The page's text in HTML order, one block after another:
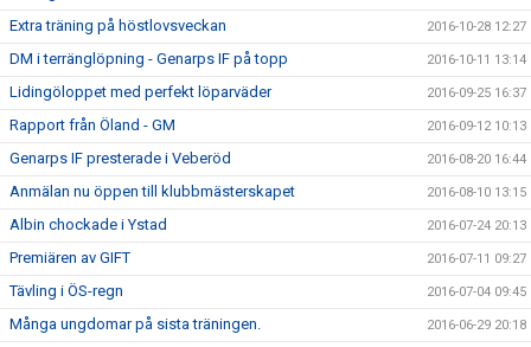
Extra träning på höstlovsveckan 2016-10-28 12:27
DM i terränglöpning - Genarps IF på topp 2016-10-11 13:14
Lidingöloppet med perfekt löparväder 2016-09-25 16:37
Rapport från Öland - GM 2016-09-12 10:13
Genarps IF presterade i Veberöd 2016-08-20 16:44
Anmälan nu öppen till klubbmästerskapet 2016-08-10 13:15
Albin chockade i Ystad 2016-07-24 20:13
Premiären av GIFT 2016-07-11 09:27
Tävling i ÖS-regn 2016-07-04 09:45
Många ungdomar på sista träningen. 2016-06-29 20:18